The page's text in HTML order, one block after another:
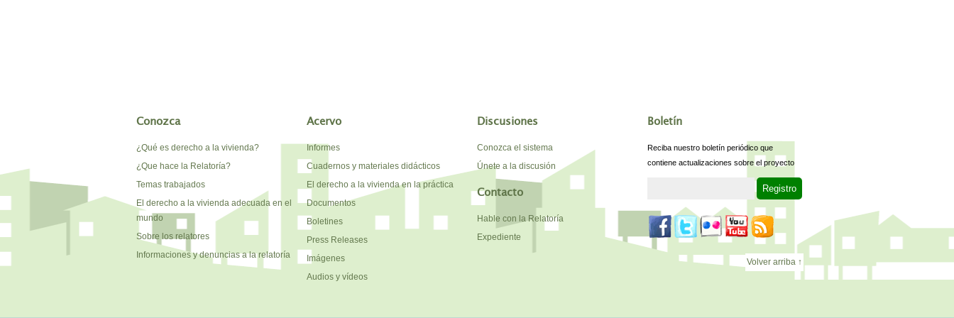
Conozca
¿Qué es derecho a la vivienda?
¿Que hace la Relatoría?
Temas trabajados
El derecho a la vivienda adecuada en el
mundo
Sobre los relatores
Informaciones y denuncias a la relatoría
Acervo
Informes
Cuadernos y materiales didácticos
El derecho a la vivienda en la práctica
Documentos
Boletines
Press Releases
Imágenes
Audios y vídeos
Discusiones
Conozca el sistema
Únete a la discusión
Contacto
Hable con la Relatoría
Expediente
Boletín
Reciba nuestro boletín periódico que
contiene actualizaciones sobre el proyecto
Volver arriba ↑